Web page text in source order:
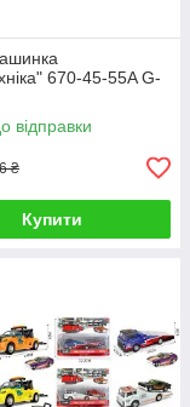
670-45-55A G-
відправки
₴
Купити